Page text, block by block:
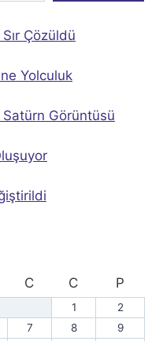
Çözüldü
Yolculuk
Satürn Görüntüsü
C C P
1
2
7 8
9